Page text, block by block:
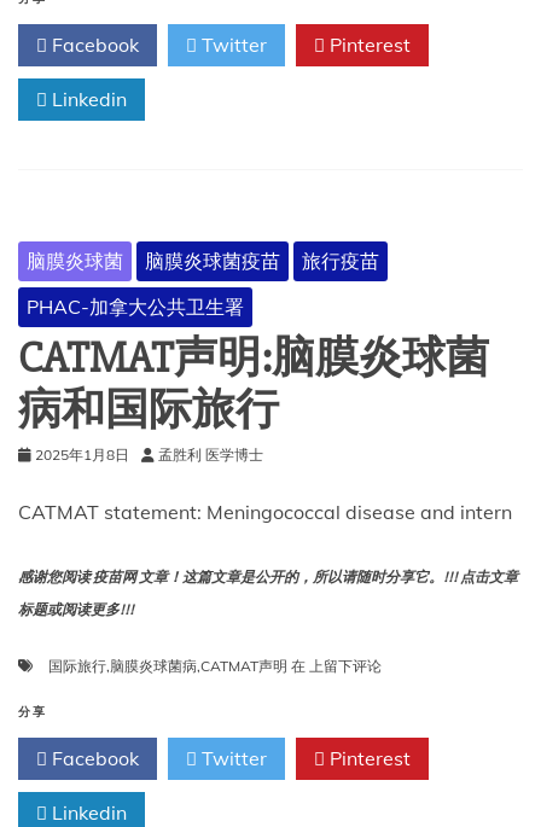
患
核
和
Facebook Twitter Pinterest
Linkedin
脑膜炎球菌 脑膜炎球菌疫苗
旅行疫苗
PHAC-加拿大公共卫生署
CATMAT声明:脑膜炎球菌
病和国际旅行
2025年1月8日 孟胜利 医学博士
CATMAT statement: Meningococcal disease and intern
感谢您阅读 疫苗网 文章！这篇文章是公开的，所以请随时分享它。!!! 点击文章
标题或阅读更多!!!
国际旅行,脑膜炎球菌病,CATMAT声明 在 CATMAT
脑
膜
炎
上留下评论
分享
Facebook Twitter Pinterest
Linkedin